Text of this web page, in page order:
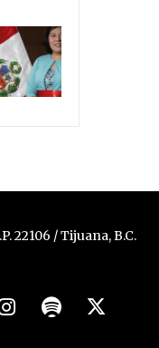
22106 / Tijuana, B.C.